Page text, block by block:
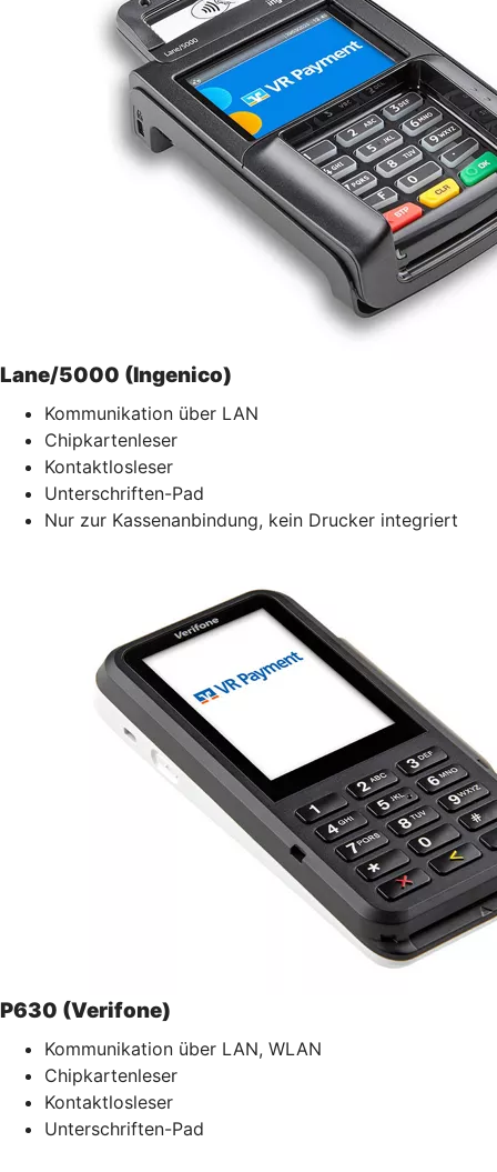
Lane/5000 (Ingenico)
Kommunikation über LAN
Chipkartenleser
Kontaktlosleser
Unterschriften-Pad
Nur zur Kassenanbindung, kein Drucker integriert
P630 (Verifone)
Kommunikation über LAN, WLAN
Chipkartenleser
Kontaktlosleser
Unterschriften-Pad